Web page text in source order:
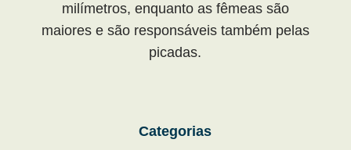
milímetros, enquanto as fêmeas são
maiores e são responsáveis também pelas
picadas.
Categorias